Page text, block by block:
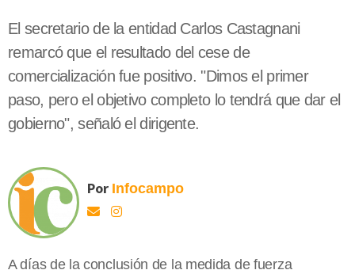
El secretario de la entidad Carlos Castagnani
remarcó que el resultado del cese de
comercialización fue positivo. "Dimos el primer
paso, pero el objetivo completo lo tendrá que dar el
gobierno", señaló el dirigente.
Por Infocampo
A días de la conclusión de la medida de fuerza